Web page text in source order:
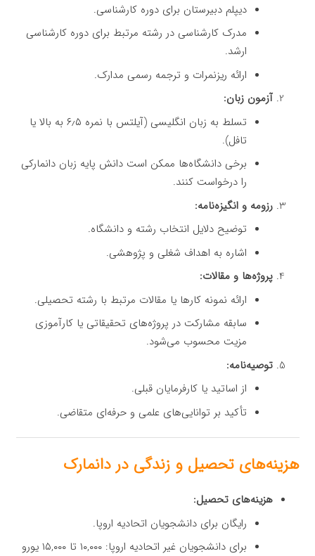
دیپلم دبیرستان برای دوره کارشناسی.
مدرک کارشناسی در رشته مرتبط برای دوره کارشناسی
ارشد.
ارائه ریزنمرات و ترجمه رسمی مدارک.
آزمون زبان:
تسلط به زبان انگلیسی (آیلتس با نمره ۶٫۵ به بالا یا
تافل).
برخی دانشگاه‌ها ممکن است دانش پایه زبان دانمارکی
را درخواست کنند.
رزومه و انگیزه‌نامه:
توضیح دلایل انتخاب رشته و دانشگاه.
اشاره به اهداف شغلی و پژوهشی.
پروژه‌ها و مقالات:
ارائه نمونه کارها یا مقالات مرتبط با رشته تحصیلی.
سابقه مشارکت در پروژه‌های تحقیقاتی یا کارآموزی
مزیت محسوب می‌شود.
توصیه‌نامه:
از اساتید یا کارفرمایان قبلی.
تأکید بر توانایی‌های علمی و حرفه‌ای متقاضی.
هزینه‌های تحصیل و زندگی در دانمارک
هزینه‌های تحصیل:
رایگان برای دانشجویان اتحادیه اروپا.
برای دانشجویان غیر اتحادیه اروپا: ۱۰,۰۰۰ تا ۱۵,۰۰۰ یورو